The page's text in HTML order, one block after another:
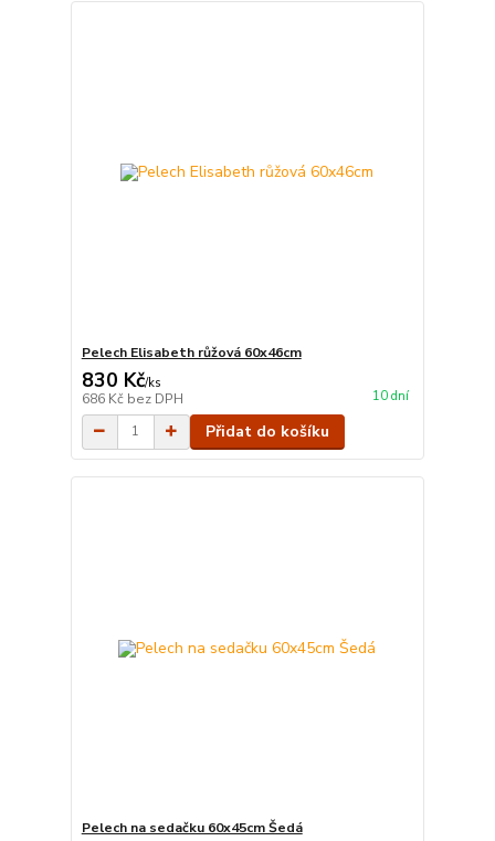
Pelech Elisabeth růžová 60x46cm
830 Kč/ks
686 Kč bez DPH 10 dní
Přidat do košíku
Pelech na sedačku 60x45cm Šedá